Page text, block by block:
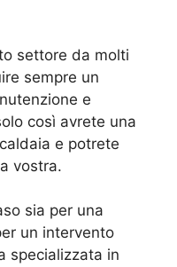
settore da molti
sempre un
e
così avrete una
e potrete
vostra.
sia per una
un intervento
specializzata in